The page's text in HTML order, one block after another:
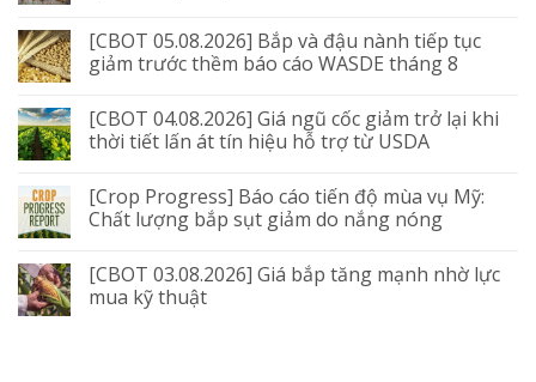
[CBOT 05.08.2026] Bắp và đậu nành tiếp tục
giảm trước thềm báo cáo WASDE tháng 8
[CBOT 04.08.2026] Giá ngũ cốc giảm trở lại khi
thời tiết lấn át tín hiệu hỗ trợ từ USDA
[Crop Progress] Báo cáo tiến độ mùa vụ Mỹ:
Chất lượng bắp sụt giảm do nắng nóng
[CBOT 03.08.2026] Giá bắp tăng mạnh nhờ lực
mua kỹ thuật